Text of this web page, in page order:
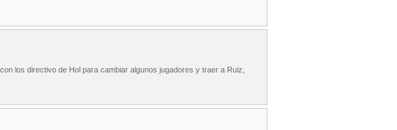
los directivo de Hol para cambiar algunos jugadores y traer a Ruiz,